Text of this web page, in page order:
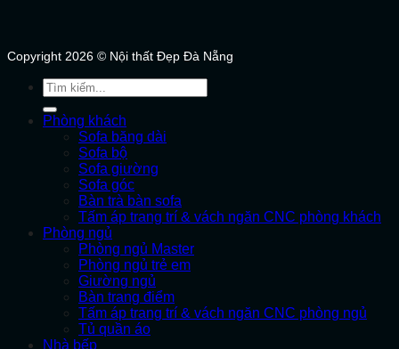
Copyright 2026 © Nội thất Đẹp Đà Nẵng
Tìm
kiếm:
Phòng khách
Sofa băng dài
Sofa bộ
Sofa giường
Sofa góc
Bàn trà bàn sofa
Tấm áp trang trí & vách ngăn CNC phòng khách
Phòng ngủ
Phòng ngủ Master
Phòng ngủ trẻ em
Giường ngủ
Bàn trang điểm
Tấm áp trang trí & vách ngăn CNC phòng ngủ
Tủ quần áo
Nhà bếp